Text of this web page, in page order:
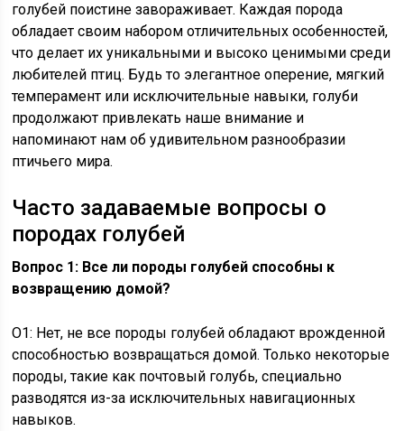
голубей поистине завораживает. Каждая порода
обладает своим набором отличительных особенностей,
что делает их уникальными и высоко ценимыми среди
любителей птиц. Будь то элегантное оперение, мягкий
темперамент или исключительные навыки, голуби
продолжают привлекать наше внимание и
напоминают нам об удивительном разнообразии
птичьего мира.
Часто задаваемые вопросы о
породах голубей
Вопрос 1: Все ли породы голубей способны к
возвращению домой?
О1: Нет, не все породы голубей обладают врожденной
способностью возвращаться домой. Только некоторые
породы, такие как почтовый голубь, специально
разводятся из-за исключительных навигационных
навыков.